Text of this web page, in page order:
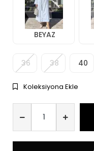
BEYAZ
36 38 40
Koleksiyona Ekle